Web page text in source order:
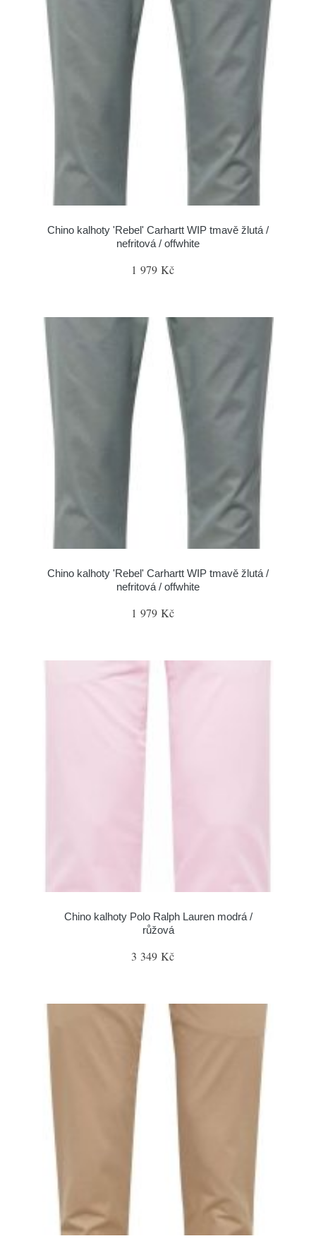
Chino kalhoty 'Rebel' Carhartt WIP tmavě žlutá /
nefritová / offwhite
1 979 Kč
Chino kalhoty 'Rebel' Carhartt WIP tmavě žlutá /
nefritová / offwhite
1 979 Kč
Chino kalhoty Polo Ralph Lauren modrá /
růžová
3 349 Kč